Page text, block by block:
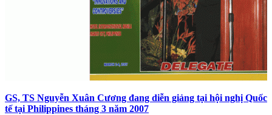
GS, TS Nguyễn Xuân Cương đang diễn giảng tại hội nghị Quốc
tế tại Philippines tháng 3 năm 2007